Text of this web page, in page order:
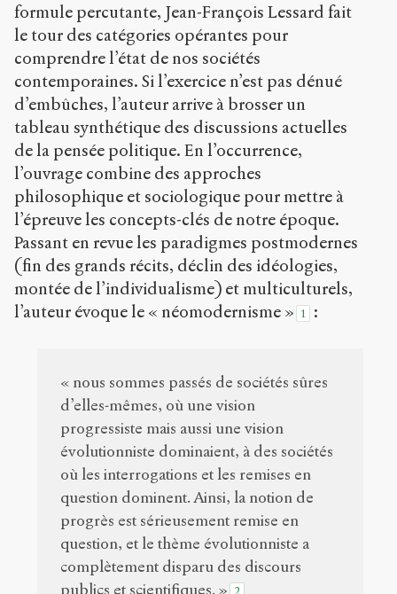
Creative
Commons
Attribution-
NonCommercial-
ShareAlike 4.0
International
(CC BY-NC-SA
4.0) Sens-Public,
2011
Accéder
version
PDF
formule percutante, Jean-François Lessard fait
le tour des catégories opérantes pour
comprendre l’état de nos sociétés
contemporaines. Si l’exercice n’est pas dénué
d’embûches, l’auteur arrive à brosser un
tableau synthétique des discussions actuelles
de la pensée politique. En l’occurrence,
l’ouvrage combine des approches
philosophique et sociologique pour mettre à
l’épreuve les concepts-clés de notre époque.
Passant en revue les paradigmes postmodernes
(fin des grands récits, déclin des idéologies,
montée de l’individualisme) et multiculturels,
l’auteur évoque le « néomodernisme » 1 :
« nous sommes passés de sociétés sûres
d’elles-mêmes, où une vision
progressiste mais aussi une vision
évolutionniste dominaient, à des sociétés
où les interrogations et les remises en
question dominent. Ainsi, la notion de
progrès est sérieusement remise en
question, et le thème évolutionniste a
complètement disparu des discours
publics et scientifiques. » 2